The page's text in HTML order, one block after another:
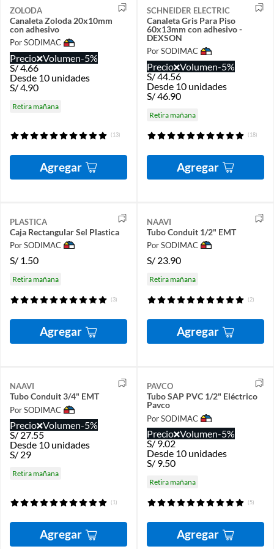
ZOLODA
Canaleta Zoloda 20x10mm
con adhesivo
Por SODIMAC
Precio Volumen-5%
S/4.66
Desde 10 unidades
S/4.90
Retira mañana
(13)
Agregar
SCHNEIDER ELECTRIC
Canaleta Gris Para Piso
60x13mm con adhesivo -
DEXSON
Por SODIMAC
Precio Volumen-5%
S/44.56
Desde 10 unidades
S/46.90
Retira mañana
(18)
Agregar
PLASTICA
Caja Rectangular Sel Plastica
Por SODIMAC
S/ 1.50
Retira mañana
(3)
Agregar
NAAVI
Tubo Conduit 1/2" EMT
Por SODIMAC
S/ 23.90
Retira mañana
(2)
Agregar
NAAVI
Tubo Conduit 3/4" EMT
Por SODIMAC
Precio Volumen-5%
S/27.55
Desde 10 unidades
S/ 29
Retira mañana
(1)
Agregar
PAVCO
Tubo SAP PVC 1/2" Eléctrico
Pavco
Por SODIMAC
Precio Volumen-5%
S/9.02
Desde 10 unidades
S/ 9.50
Retira mañana
(5)
Agregar